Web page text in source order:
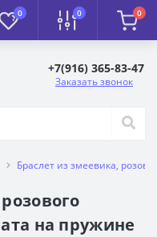
0 0 0
+7(916) 365-83-47
Заказать звонок
Браслет из змеевика,
на пружине